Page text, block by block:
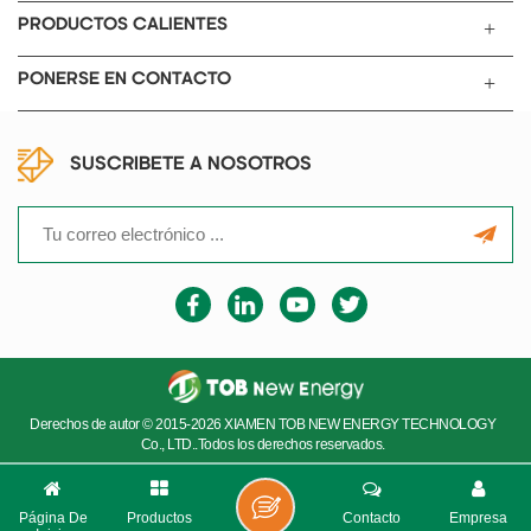
PRODUCTOS CALIENTES
PONERSE EN CONTACTO
SUSCRIBETE A NOSOTROS
Derechos de autor © 2015-2026 XIAMEN TOB NEW ENERGY TECHNOLOGY
Co., LTD..Todos los derechos reservados.
Página De
Productos Empresa
Contacto